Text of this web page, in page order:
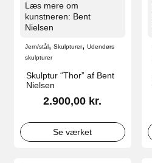
Læs mere om
kunstneren: Bent
Nielsen
Jern/stål,Skulpturer,Udendørs
skulpturer
Skulptur “Thor” af Bent
Nielsen
2.900,00 kr.
Se værket